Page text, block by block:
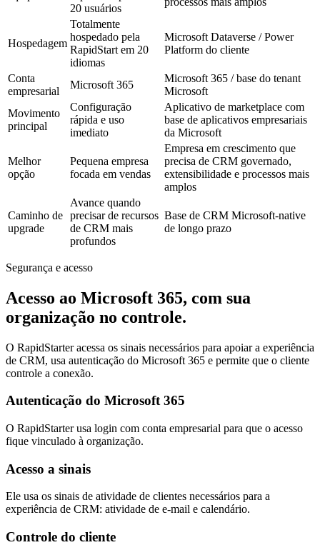
20 usuários
Hospedagem
Totalmente
hospedado pela
RapidStart em 20
idiomas
Microsoft Dataverse / Power
Platform do cliente
Conta
empresarial
Microsoft 365
Microsoft 365 / base do tenant
Microsoft
Movimento
principal
Configuração
rápida e uso
imediato
Aplicativo de marketplace com
base de aplicativos empresariais
da Microsoft
Melhor
opção
Pequena empresa
focada em vendas
Empresa em crescimento que
precisa de CRM governado,
extensibilidade e processos mais
amplos
Caminho de
upgrade
Avance quando
precisar de recursos
de CRM mais
profundos
Base de CRM Microsoft-native
de longo prazo
Segurança e acesso
Acesso ao Microsoft 365, com sua
organização no controle.
O RapidStarter acessa os sinais necessários para apoiar a experiência
de CRM, usa autenticação do Microsoft 365 e permite que o cliente
controle a conexão.
Autenticação do Microsoft 365
O RapidStarter usa login com conta empresarial para que o acesso
fique vinculado à organização.
Acesso a sinais
Ele usa os sinais de atividade de clientes necessários para a
experiência de CRM: atividade de e-mail e calendário.
Controle do cliente